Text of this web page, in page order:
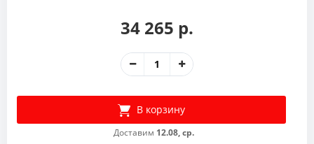
34 265 р.
В корзину
Доставим 12.08, ср.